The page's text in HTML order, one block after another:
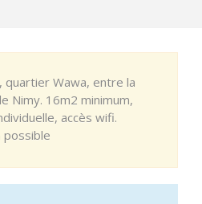
quartier Wawa, entre la
Nimy. 16m2 minimum,
accès wifi.
possible